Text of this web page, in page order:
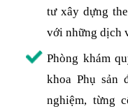
tư xây dựng
với những dịch
Phòng khám
khoa Phụ sản
nghiệm, từng